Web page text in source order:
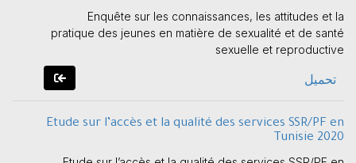
Enquête sur les connaissances, les attitudes et la
pratique des jeunes en matière de sexualité et de santé
sexuelle et reproductive
تحميل
Etude sur l’accès et la qualité des services SSR/PF en
Tunisie 2020